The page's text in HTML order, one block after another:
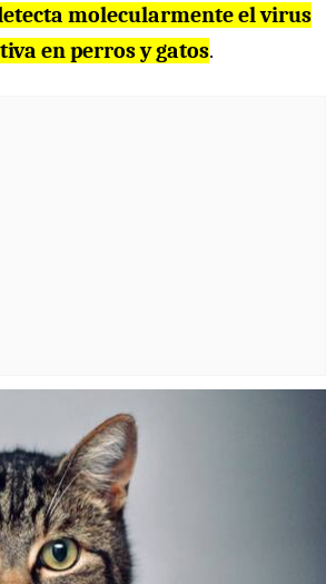
molecularmente el virus
en perros y gatos.